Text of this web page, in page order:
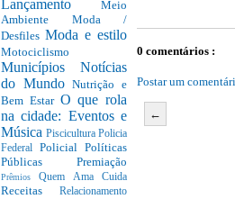
Lançamento Meio
Ambiente Moda /
Desfiles Moda e estilo
Motociclismo
Municípios Notícias
do MundoNutrição e
Bem Estar O que rola
na cidade: Eventos e
Música Piscicultura Policia
Federal Policial Políticas
Públicas Premiação
PrêmiosQuem Ama Cuida
Receitas Relacionamento
0 comentários :
Postar um
←